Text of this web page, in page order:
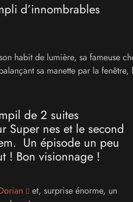
d’innombrables
habit de lumière, sa fameuse
sa manette par la fenêtre,
de 2 suites
Super nes et le second
Un épisode un peu
! Bon visionnage !
et, surprise énorme, un